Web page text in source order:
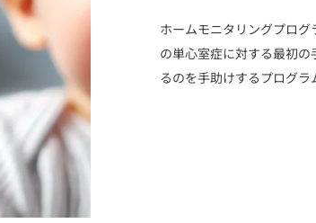
ホームモニタリングプロ
の単心室症に対する最初
るのを手助けするプログラ